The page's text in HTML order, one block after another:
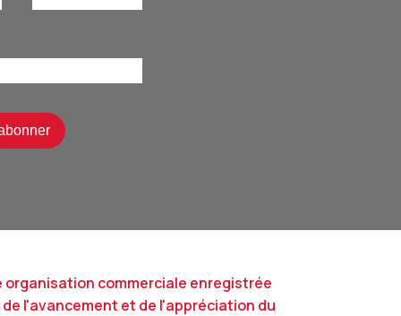
organisation commerciale enregistrée
l'avancement et de l'appréciation du